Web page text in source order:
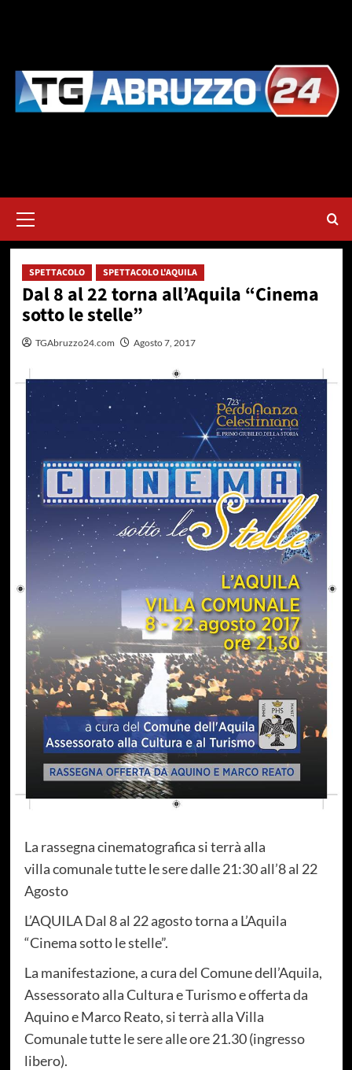
principale
SPETTACOLO SPETTACOLO L'AQUILA
Dal 8 al 22 torna all’Aquila “Cinema
sotto le stelle”
TGAbruzzo24.com Agosto 7, 2017
La rassegna cinematografica si terrà alla
villa comunale tutte le sere dalle 21:30 all’8 al 22
Agosto
L’AQUILA Dal 8 al 22 agosto torna a L’Aquila
“Cinema sotto le stelle”.
La manifestazione, a cura del Comune dell’Aquila,
Assessorato alla Cultura e Turismo e offerta da
Aquino e Marco Reato, si terrà alla Villa
Comunale tutte le sere alle ore 21.30 (ingresso
libero).